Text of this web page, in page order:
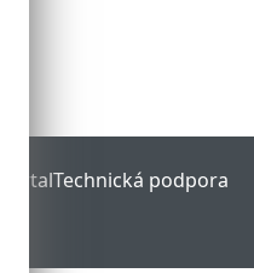
PortalTechnická podpora